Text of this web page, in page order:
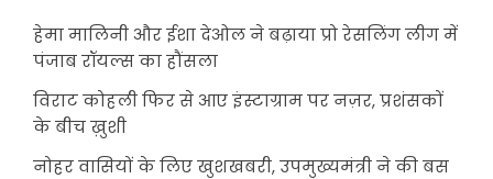
हेमा मालिनी और ईशा देओल ने बढ़ाया प्रो रेसलिंग लीग में
पंजाब रॉयल्स का हौंसला
विराट कोहली फिर से आए इंस्टाग्राम पर नज़र, प्रशंसकों
के बीच ख़ुशी
नोहर वासियों के लिए खुशखबरी, उपमुख्यमंत्री ने की बस